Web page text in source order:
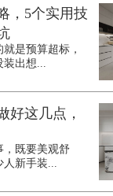
，5个实用技
是预算超标，
装出想...
好这几点，
，既要美观舒
人新手装...